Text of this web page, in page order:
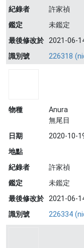
紀錄者
許家禎
鑑定
未鑑定
最後修改於 2021-06-
識別號
226318
物種
Anura
無尾目
日期
2020-10-
地點
紀錄者
許家禎
鑑定
未鑑定
最後修改於 2021-06-
識別號
226334